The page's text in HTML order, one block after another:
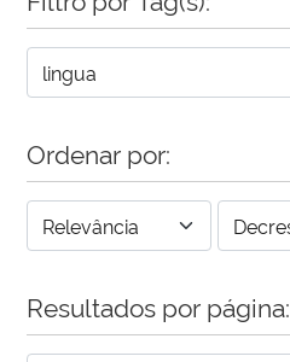
Ordenar por:
Resultados por página: